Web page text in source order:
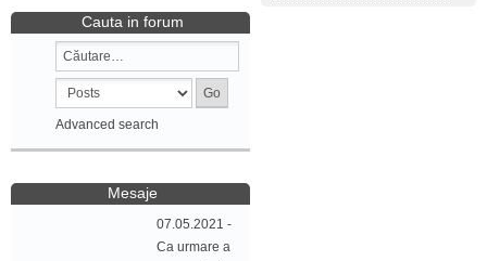
Cauta in forum
Advanced search
Mesaje
07.05.2021 -
Ca urmare a